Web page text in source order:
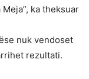
ka theksuar
nuk vendoset
rezultati.